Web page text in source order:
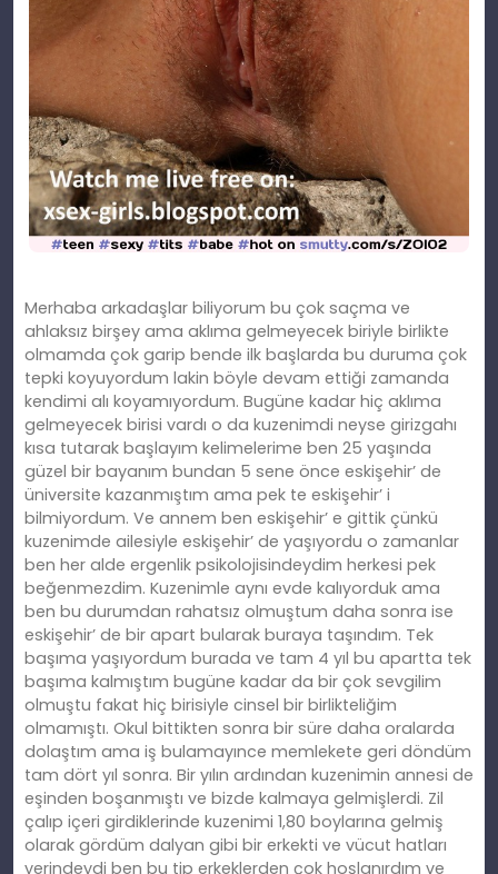
Merhaba arkadaşlar biliyorum bu çok saçma ve
ahlaksız birşey ama aklıma gelmeyecek biriyle birlikte
olmamda çok garip bende ilk başlarda bu duruma çok
tepki koyuyordum lakin böyle devam ettiği zamanda
kendimi alı koyamıyordum. Bugüne kadar hiç aklıma
gelmeyecek birisi vardı o da kuzenimdi neyse girizgahı
kısa tutarak başlayım kelimelerime ben 25 yaşında
güzel bir bayanım bundan 5 sene önce eskişehir’ de
üniversite kazanmıştım ama pek te eskişehir’ i
bilmiyordum. Ve annem ben eskişehir’ e gittik çünkü
kuzenimde ailesiyle eskişehir’ de yaşıyordu o zamanlar
ben her alde ergenlik psikolojisindeydim herkesi pek
beğenmezdim. Kuzenimle aynı evde kalıyorduk ama
ben bu durumdan rahatsız olmuştum daha sonra ise
eskişehir’ de bir apart bularak buraya taşındım. Tek
başıma yaşıyordum burada ve tam 4 yıl bu apartta tek
başıma kalmıştım bugüne kadar da bir çok sevgilim
olmuştu fakat hiç birisiyle cinsel bir birlikteliğim
olmamıştı. Okul bittikten sonra bir süre daha oralarda
dolaştım ama iş bulamayınce memlekete geri döndüm
tam dört yıl sonra. Bir yılın ardından kuzenimin annesi de
eşinden boşanmıştı ve bizde kalmaya gelmişlerdi. Zil
çalıp içeri girdiklerinde kuzenimi 1,80 boylarına gelmiş
olarak gördüm dalyan gibi bir erkekti ve vücut hatları
yerindeydi ben bu tip erkeklerden çok hoşlanırdım ve